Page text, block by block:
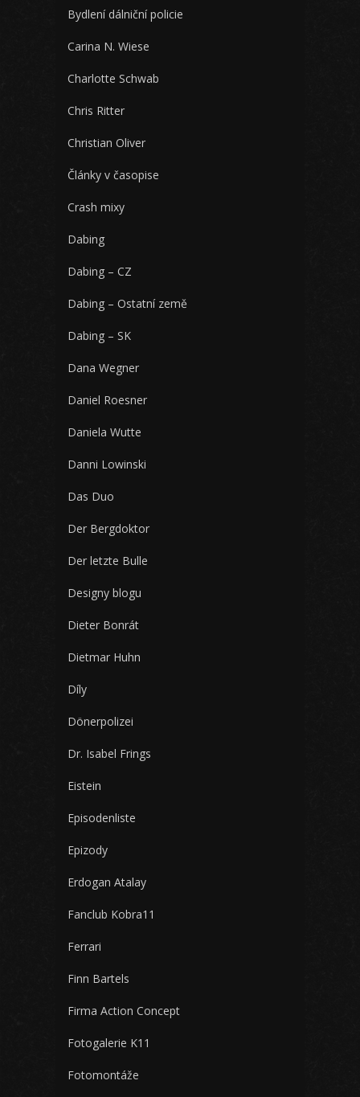
Bydlení dálniční policie
Carina N. Wiese
Charlotte Schwab
Chris Ritter
Christian Oliver
Články v časopise
Crash mixy
Dabing
Dabing – CZ
Dabing – Ostatní země
Dabing – SK
Dana Wegner
Daniel Roesner
Daniela Wutte
Danni Lowinski
Das Duo
Der Bergdoktor
Der letzte Bulle
Designy blogu
Dieter Bonrát
Dietmar Huhn
Díly
Dönerpolizei
Dr. Isabel Frings
Eistein
Episodenliste
Epizody
Erdogan Atalay
Fanclub Kobra11
Ferrari
Finn Bartels
Firma Action Concept
Fotogalerie K11
Fotomontáže